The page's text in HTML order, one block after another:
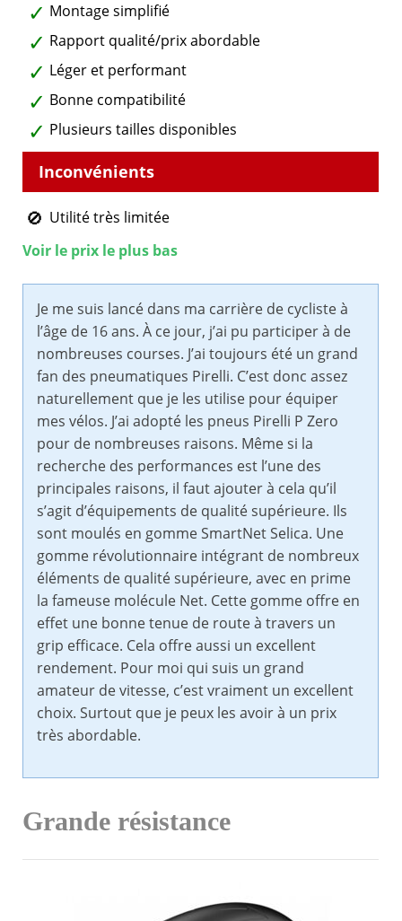
Montage simplifié
Rapport qualité/prix abordable
Léger et performant
Bonne compatibilité
Plusieurs tailles disponibles
Utilité très limitée
Voir le prix le plus bas
Je me suis lancé dans ma carrière de cycliste à
l’âge de 16 ans. À ce jour, j’ai pu participer à de
nombreuses courses. J’ai toujours été un grand
fan des pneumatiques Pirelli. C’est donc assez
naturellement que je les utilise pour équiper
mes vélos. J’ai adopté les pneus Pirelli P Zero
pour de nombreuses raisons. Même si la
recherche des performances est l’une des
principales raisons, il faut ajouter à cela qu’il
s’agit d’équipements de qualité supérieure. Ils
sont moulés en gomme SmartNet Selica. Une
gomme révolutionnaire intégrant de nombreux
éléments de qualité supérieure, avec en prime
la fameuse molécule Net. Cette gomme offre en
effet une bonne tenue de route à travers un
grip efficace. Cela offre aussi un excellent
rendement. Pour moi qui suis un grand
amateur de vitesse, c’est vraiment un excellent
choix. Surtout que je peux les avoir à un prix
très abordable.
Grande résistance